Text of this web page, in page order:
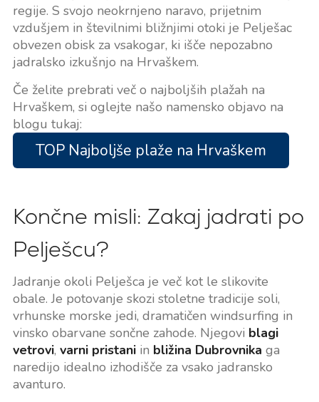
regije. S svojo neokrnjeno naravo, prijetnim
vzdušjem in številnimi bližnjimi otoki je Pelješac
obvezen obisk za vsakogar, ki išče nepozabno
jadralsko izkušnjo na Hrvaškem.
Če želite prebrati več o najboljših plažah na
Hrvaškem, si oglejte našo namensko objavo na
blogu tukaj:
TOP Najboljše plaže na Hrvaškem
Končne misli: Zakaj jadrati po
Pelješcu?
Jadranje okoli Pelješca je več kot le slikovite
obale. Je potovanje skozi stoletne tradicije soli,
vrhunske morske jedi, dramatičen windsurfing in
vinsko obarvane sončne zahode. Njegovi blagi
vetrovi, varni pristaniin bližina Dubrovnika ga
naredijo idealno izhodišče za vsako jadransko
avanturo.